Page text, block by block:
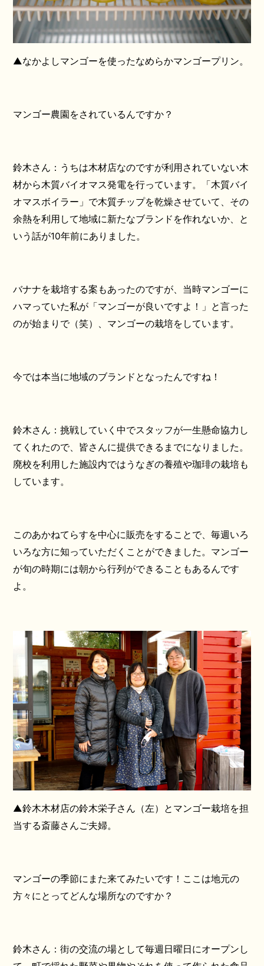
▲なかよしマンゴーを使ったなめらかマンゴープリン。
マンゴー農園をされているんですか？
鈴木さん：うちは木材店なのですが利用されていない木
材から木質バイオマス発電を行っています。「木質バイ
オマスボイラー」で木質チップを乾燥させていて、その
余熱を利用して地域に新たなブランドを作れないか、と
いう話が10年前にありました。
バナナを栽培する案もあったのですが、当時マンゴーに
ハマっていた私が「マンゴーが良いですよ！」と言った
のが始まりで（笑）、マンゴーの栽培をしています。
今では本当に地域のブランドとなったんですね！
鈴木さん：挑戦していく中でスタッフが一生懸命協力し
てくれたので、皆さんに提供できるまでになりました。
廃校を利用した施設内ではうなぎの養殖や珈琲の栽培も
しています。
このあかねてらすを中心に販売をすることで、毎週いろ
いろな方に知っていただくことができました。マンゴー
が旬の時期には朝から行列ができることもあるんです
よ。
▲鈴木木材店の鈴木栄子さん（左）とマンゴー栽培を担
当する斎藤さんご夫婦。
マンゴーの季節にまた来てみたいです！ここは地元の
方々にとってどんな場所なのですか？
鈴木さん：街の交流の場として毎週日曜日にオープンし